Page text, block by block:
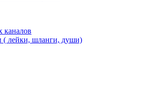
каналов
( лейки, шланги, души)